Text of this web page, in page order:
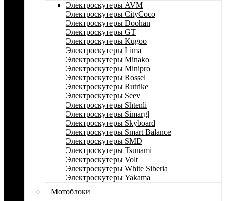
Электроскутеры AVM
Электроскутеры CityCoco
Электроскутеры Doohan
Электроскутеры GT
Электроскутеры Kugoo
Электроскутеры Lima
Электроскутеры Minako
Электроскутеры Minipro
Электроскутеры Rossel
Электроскутеры Rutrike
Электроскутеры Seev
Электроскутеры Shtenli
Электроскутеры Simargl
Электроскутеры Skyboard
Электроскутеры Smart Balance
Электроскутеры SMD
Электроскутеры Tsunami
Электроскутеры Volt
Электроскутеры White Siberia
Электроскутеры Yakama
Мотоблоки